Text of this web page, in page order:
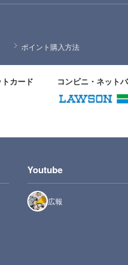
ポイント購入方法
カード コンビニ・ネット
Youtube
広報